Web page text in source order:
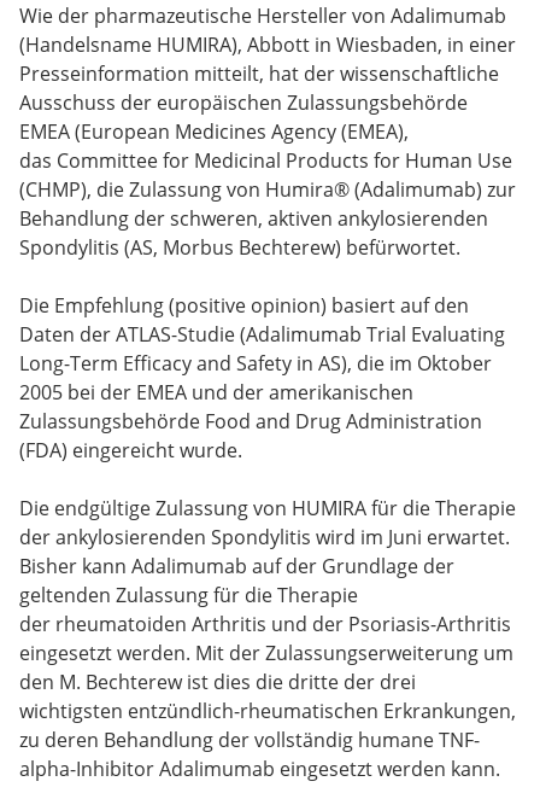
Wie der pharmazeutische Hersteller von Adalimumab
(Handelsname HUMIRA), Abbott in Wiesbaden, in einer
Presseinformation mitteilt, hat der wissenschaftliche
Ausschuss der europäischen Zulassungsbehörde
EMEA (European Medicines Agency (EMEA),
das Committee for Medicinal Products for Human Use
(CHMP), die Zulassung von Humira® (Adalimumab) zur
Behandlung der schweren, aktiven ankylosierenden
Spondylitis (AS, Morbus Bechterew) befürwortet.
Die Empfehlung (positive opinion) basiert auf den
Daten der ATLAS-Studie (Adalimumab Trial Evaluating
Long-Term Efficacy and Safety in AS), die im Oktober
2005 bei der EMEA und der amerikanischen
Zulassungsbehörde Food and Drug Administration
(FDA) eingereicht wurde.
Die endgültige Zulassung von HUMIRA für die Therapie
der ankylosierenden Spondylitis wird im Juni erwartet.
Bisher kann Adalimumab auf der Grundlage der
geltenden Zulassung für die Therapie
der rheumatoiden Arthritis und der Psoriasis-Arthritis
eingesetzt werden. Mit der Zulassungserweiterung um
den M. Bechterew ist dies die dritte der drei
wichtigsten entzündlich-rheumatischen Erkrankungen,
zu deren Behandlung der vollständig humane TNF-
alpha-Inhibitor Adalimumab eingesetzt werden kann.